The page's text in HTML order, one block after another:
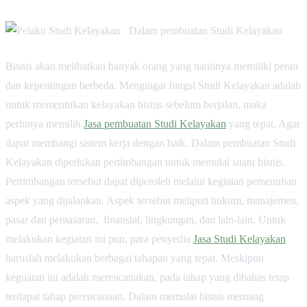
Dalam pembuatan Studi Kelayakan
Bisnis akan melibatkan banyak orang yang nantinya memiliki peran
dan kepentingan berbeda. Mengingat fungsi Studi Kelayakan adalah
untuk mementukan kelayakan bisnis sebelum berjalan, maka
perlunya memilih Jasa pembuatan Studi Kelayakan yang tepat. Agar
dapat membangi sistem kerja dengan baik. Dalam pembuatan Studi
Kelayakan diperlukan pertimbangan untuk memulai suatu bisnis.
Pertimbangan tersebut dapat diperoleh melalui kegiatan pemenuhan
aspek yang dijalankan. Aspek tersebut meliputi hukum, manajemen,
pasar dan pemasaran, finansial, lingkungan, dan lain-lain. Untuk
melakukan kegiatan ini pun, para penyedia Jasa Studi Kelayakan
haruslah melakukan berbagai tahapan yang tepat. Meskipun
keguatan ini adalah merencanakan, pada tahap yang dibahas tetap
terdapat tahap perencanaan. Dalam memulai bisnis memang